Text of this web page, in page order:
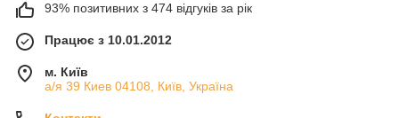
93% позитивних з 474 відгуків за рік
Працює з 10.01.2012
м. Київ
а/я 39 Киев 04108, Київ, Україна